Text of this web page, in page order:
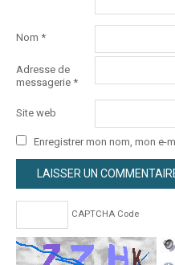
Nom *
Adresse de
messagerie *
Site web
Enregistrer mon nom, mon e-
CAPTCHA Code